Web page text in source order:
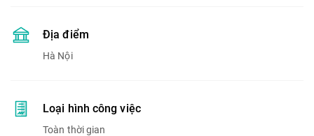
Địa điểm
Hà Nội
Loại hình công việc
Toàn thời gian